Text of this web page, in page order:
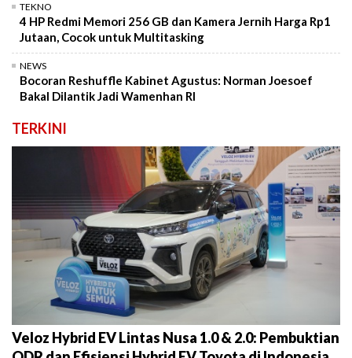
TEKNO
4 HP Redmi Memori 256 GB dan Kamera Jernih Harga Rp1
Jutaan, Cocok untuk Multitasking
NEWS
Bocoran Reshuffle Kabinet Agustus: Norman Joesoef
Bakal Dilantik Jadi Wamenhan RI
TERKINI
Veloz Hybrid EV Lintas Nusa 1.0 & 2.0: Pembuktian